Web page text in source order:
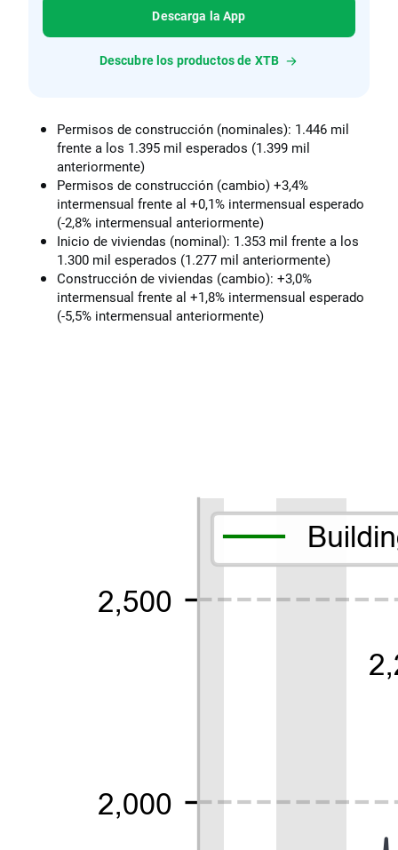
Descarga la App
Descubre los productos de XTB
Permisos de construcción (nominales): 1.446 mil
frente a los 1.395 mil esperados (1.399 mil
anteriormente)
Permisos de construcción (cambio) +3,4%
intermensual frente al +0,1% intermensual esperado
(-2,8% intermensual anteriormente)
Inicio de viviendas (nominal): 1.353 mil frente a los
1.300 mil esperados (1.277 mil anteriormente)
Construcción de viviendas (cambio): +3,0%
intermensual frente al +1,8% intermensual esperado
(-5,5% intermensual anteriormente)